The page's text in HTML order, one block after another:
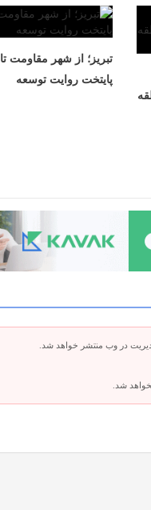
تبریز؛ از شهر مقاومت تا
پایتخت روایت توسعه
در وب منتشر خواهد شد.
شد.